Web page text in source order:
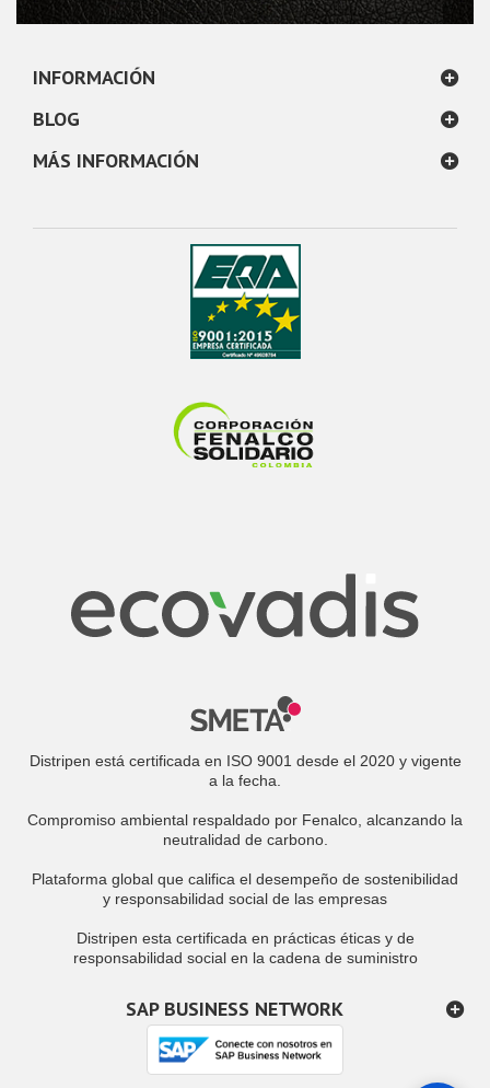
INFORMACIÓN
BLOG
MÁS INFORMACIÓN
Distripen está certificada en ISO 9001 desde el 2020 y vigente
a la fecha.
Compromiso ambiental respaldado por Fenalco, alcanzando la
neutralidad de carbono.
Plataforma global que califica el desempeño de sostenibilidad
y responsabilidad social de las empresas
Distripen esta certificada en prácticas éticas y de
responsabilidad social en la cadena de suministro
SAP BUSINESS NETWORK